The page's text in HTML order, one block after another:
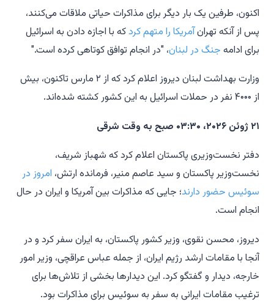
اکنون، طرفین یک بار دیگر برای مذاکرات حیاتی ملاقات می‌کنند،
پس از آنکه تهرانآمریکا را متهم کردکه با اجازه دادن به اسرائیل
برای ادامه جنگ در لبنان، "در انجام توافق کوتاهی کرده است."
وزارت بهداشت لبنان دیروز اعلام کرد که از ۲ مارس تاکنون، بیش
از ۴۰۰۰ نفر در حملات اسرائیل به این کشور کشته شده‌اند.
۲۱ ژوئن ۲۰۲۶، ۰۳:۳۰ صبح به وقت شرقی
دفتر نخست‌وزیری پاکستان اعلام کرد که شهباز شریف،
نخست‌وزیر پاکستان و سید عاصم منیر، فرمانده ارتش، امروز در
سوئیس حضور دارند؛ جایی که مذاکرات بین آمریکا و ایران در حال
انجام است.
دیروز، محسن نقوی، وزیر کشور پاکستان، به ایران سفر کرد و در
آنجا با مقامات ارشد رژیم ایران، از جمله عباس عراقچی، وزیر امور
خارجه، دیدار و گفتگو کرد. این دیدارها بخشی از تلاش‌ها برای
ترغیب مقامات ایرانی به سفر به سوئیس برای مذاکرات بود.